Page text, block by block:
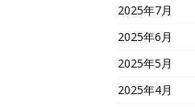
2025年7月
2025年6月
2025年5月
2025年4月